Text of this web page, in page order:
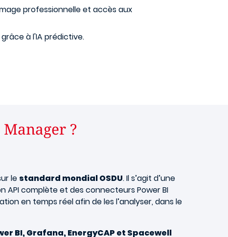
professionnelle et accès aux
à l'IA prédictive.
?
le standard mondial OSDU. Il s’agit d’une
complète et des connecteurs Power BI
en temps réel afin de les l’analyser, dans le
BI, Grafana, EnergyCAP et Spacewell